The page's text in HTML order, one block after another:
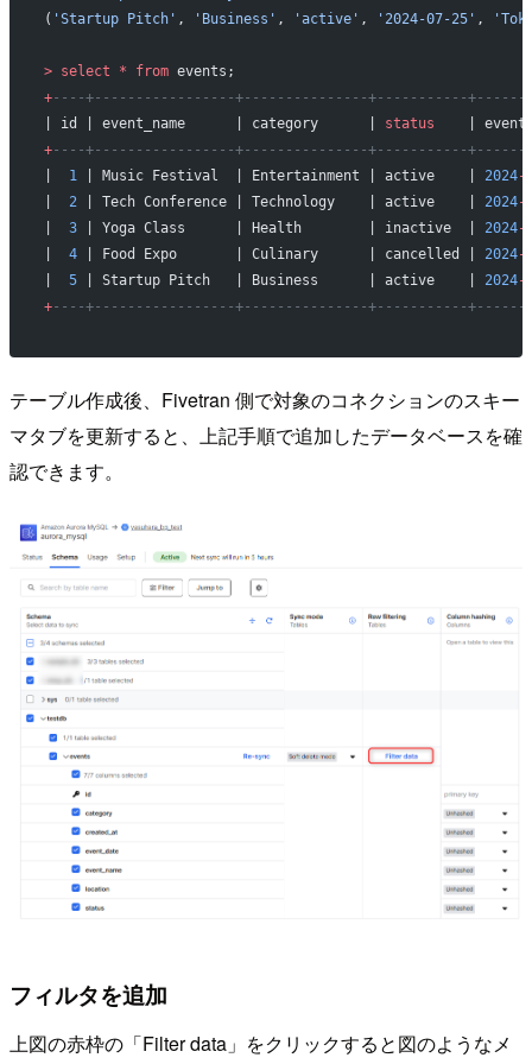
( 'Startup Pitch' , 'Business' , 'active' , '2024-07-25' ,
> select * from events;
+----+-----------------+---------------+-----------
| id | event_name      | category      | status
|
+----+-----------------+---------------+-----------
1 | Music Festival  | Entertainment | active    | 2024-
2 | Tech Conference | Technology    | active    | 2024-
3 | Yoga Class      | Health        | inactive  | 2024-
4 | Food Expo       | Culinary      | cancelled | 2024-
5 | Startup Pitch   | Business      | active    | 2024-
+----+-----------------+---------------+-----------
テーブル作成後、Fivetran 側で対象のコネクションのスキー
マタブを更新すると、上記手順で追加したデータベースを確
認できます。
フィルタを追加
上図の赤枠の「Filter data」をクリックすると図のようなメ